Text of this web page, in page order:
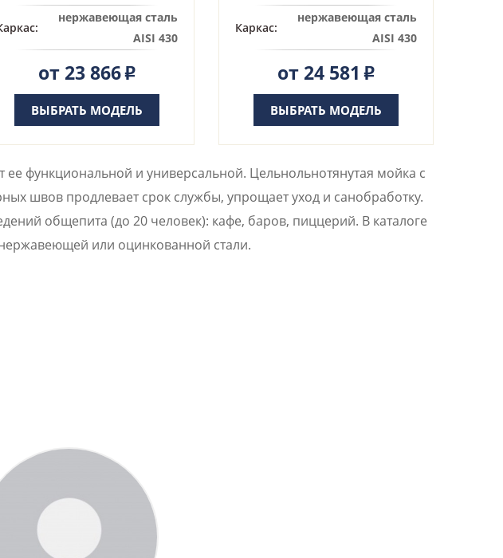
нержавеющая сталь
AISI 430
от 23 866Р
ВЫБРАТЬ МОДЕЛЬ
Каркас:
нержавеющая сталь
AISI 430
от 24 581 Р
ВЫБРАТЬ МОДЕЛЬ
функциональной и универсальной. Цельнольнотянутая мойка с
швов продлевает срок службы, упрощает уход и санобработку.
общепита (до 20 человек): кафе, баров, пиццерий. В каталоге
или оцинкованной стали.